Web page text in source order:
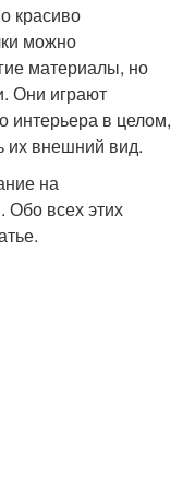
красиво
можно
материалы, но
Они играют
интерьера в целом,
их внешний вид.
на
Обо всех этих